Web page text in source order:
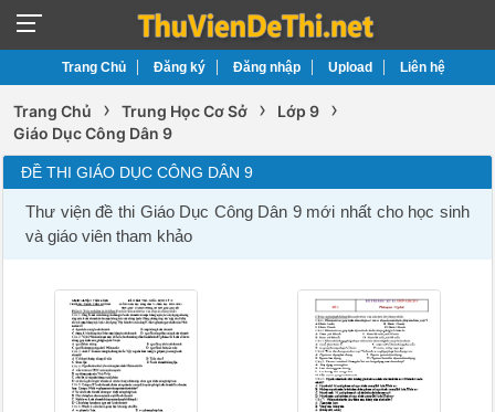
Trang Chủ Đăng ký Đăng nhập Upload Liên hệ
Trang Chủ › Trung Học Cơ Sở › Lớp 9 ›
Giáo Dục Công Dân 9
ĐỀ THI GIÁO DỤC CÔNG DÂN 9
Thư viện đề thi Giáo Dục Công Dân 9 mới nhất cho học sinh
và giáo viên tham khảo